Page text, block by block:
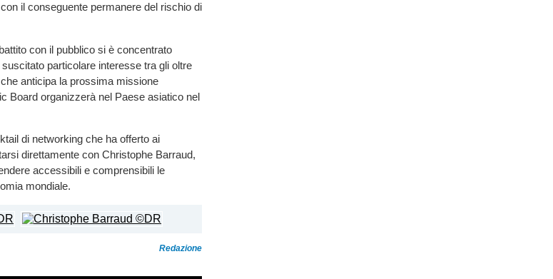
il conseguente permanere del rischio di
con il pubblico si è concentrato
particolare interesse tra gli oltre
anticipa la prossima missione
Board organizzerà nel Paese asiatico nel
di networking che ha offerto ai
direttamente con Christophe Barraud,
accessibili e comprensibili le
mondiale.
Redazione